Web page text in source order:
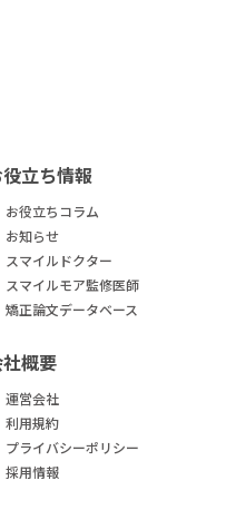
立ち情報
お役立ちコラム
お知らせ
スマイルドクター
スマイルモア監修医師
矯正論文データベース
概要
運営会社
利用規約
プライバシーポリシー
採用情報